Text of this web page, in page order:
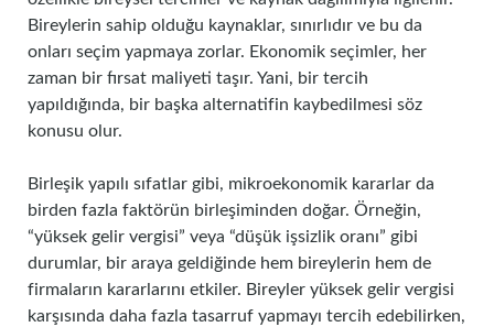
Bireylerin sahip olduğu kaynaklar, sınırlıdır ve bu da
onları seçim yapmaya zorlar. Ekonomik seçimler, her
zaman bir fırsat maliyeti taşır. Yani, bir tercih
yapıldığında, bir başka alternatifin kaybedilmesi söz
konusu olur.
Birleşik yapılı sıfatlar gibi, mikroekonomik kararlar da
birden fazla faktörün birleşiminden doğar. Örneğin,
“yüksek gelir vergisi” veya “düşük işsizlik oranı” gibi
durumlar, bir araya geldiğinde hem bireylerin hem de
firmaların kararlarını etkiler. Bireyler yüksek gelir vergisi
karşısında daha fazla tasarruf yapmayı tercih edebilirken,